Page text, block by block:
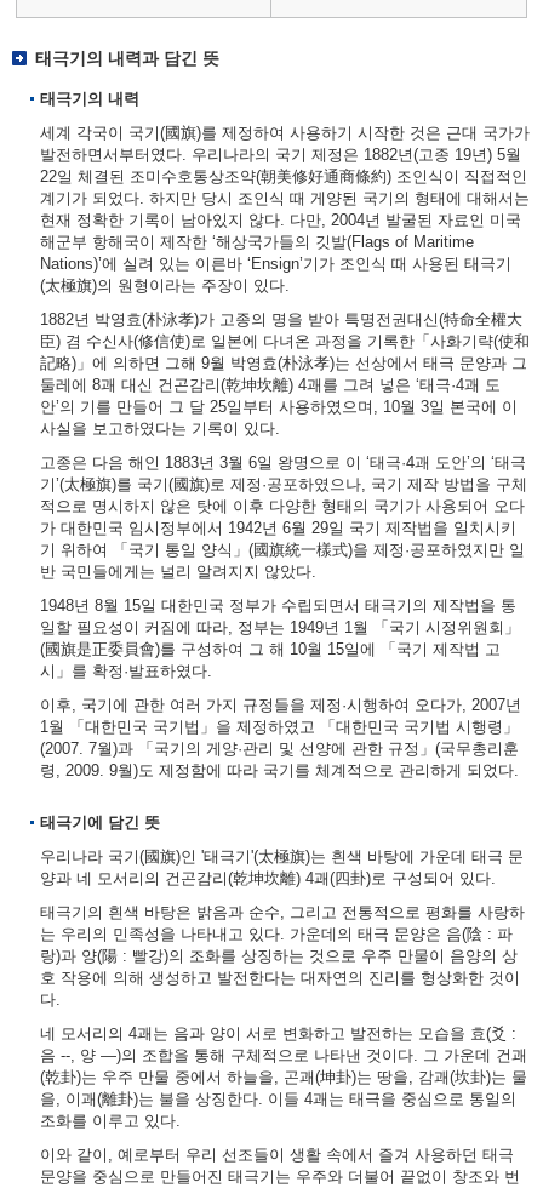
태극기의 내력과 담긴 뜻
태극기의 내력
세계 각국이 국기(國旗)를 제정하여 사용하기 시작한 것은 근대 국가가
발전하면서부터였다. 우리나라의 국기 제정은 1882년(고종 19년) 5월
22일 체결된 조미수호통상조약(朝美修好通商條約) 조인식이 직접적인
계기가 되었다. 하지만 당시 조인식 때 게양된 국기의 형태에 대해서는
현재 정확한 기록이 남아있지 않다. 다만, 2004년 발굴된 자료인 미국
해군부 항해국이 제작한 ‘해상국가들의 깃발(Flags of Maritime
Nations)’에 실려 있는 이른바 ‘Ensign’기가 조인식 때 사용된 태극기
(太極旗)의 원형이라는 주장이 있다.
1882년 박영효(朴泳孝)가 고종의 명을 받아 특명전권대신(特命全權大
臣) 겸 수신사(修信使)로 일본에 다녀온 과정을 기록한「사화기략(使和
記略)」에 의하면 그해 9월 박영효(朴泳孝)는 선상에서 태극 문양과 그
둘레에 8괘 대신 건곤감리(乾坤坎離) 4괘를 그려 넣은 ‘태극·4괘 도
안’의 기를 만들어 그 달 25일부터 사용하였으며, 10월 3일 본국에 이
사실을 보고하였다는 기록이 있다.
고종은 다음 해인 1883년 3월 6일 왕명으로 이 ‘태극·4괘 도안’의 ‘태극
기’(太極旗)를 국기(國旗)로 제정·공포하였으나, 국기 제작 방법을 구체
적으로 명시하지 않은 탓에 이후 다양한 형태의 국기가 사용되어 오다
가 대한민국 임시정부에서 1942년 6월 29일 국기 제작법을 일치시키
기 위하여 「국기 통일 양식」(國旗統一樣式)을 제정·공포하였지만 일
반 국민들에게는 널리 알려지지 않았다.
1948년 8월 15일 대한민국 정부가 수립되면서 태극기의 제작법을 통
일할 필요성이 커짐에 따라, 정부는 1949년 1월 「국기 시정위원회」
(國旗是正委員會)를 구성하여 그 해 10월 15일에 「국기 제작법 고
시」를 확정·발표하였다.
이후, 국기에 관한 여러 가지 규정들을 제정·시행하여 오다가, 2007년
1월 「대한민국 국기법」을 제정하였고 「대한민국 국기법 시행령」
(2007. 7월)과 「국기의 게양·관리 및 선양에 관한 규정」(국무총리훈
령, 2009. 9월)도 제정함에 따라 국기를 체계적으로 관리하게 되었다.
태극기에 담긴 뜻
우리나라 국기(國旗)인 '태극기'(太極旗)는 흰색 바탕에 가운데 태극 문
양과 네 모서리의 건곤감리(乾坤坎離) 4괘(四卦)로 구성되어 있다.
태극기의 흰색 바탕은 밝음과 순수, 그리고 전통적으로 평화를 사랑하
는 우리의 민족성을 나타내고 있다. 가운데의 태극 문양은 음(陰 : 파
랑)과 양(陽 : 빨강)의 조화를 상징하는 것으로 우주 만물이 음양의 상
호 작용에 의해 생성하고 발전한다는 대자연의 진리를 형상화한 것이
다.
네 모서리의 4괘는 음과 양이 서로 변화하고 발전하는 모습을 효(爻 :
음 --, 양 ―)의 조합을 통해 구체적으로 나타낸 것이다. 그 가운데 건괘
(乾卦)는 우주 만물 중에서 하늘을, 곤괘(坤卦)는 땅을, 감괘(坎卦)는 물
을, 이괘(離卦)는 불을 상징한다. 이들 4괘는 태극을 중심으로 통일의
조화를 이루고 있다.
이와 같이, 예로부터 우리 선조들이 생활 속에서 즐겨 사용하던 태극
문양을 중심으로 만들어진 태극기는 우주와 더불어 끝없이 창조와 번